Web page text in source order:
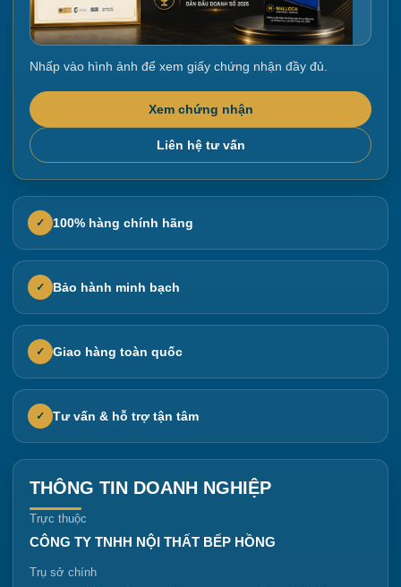
Nhấp vào hình ảnh để xem giấy chứng nhận đầy đủ.
Xem chứng nhận
Liên hệ tư vấn
✓ 100% hàng chính hãng
✓ Bảo hành minh bạch
✓ Giao hàng toàn quốc
✓ Tư vấn & hỗ trợ tận tâm
THÔNG TIN DOANH NGHIỆP
Trực thuộc
CÔNG TY TNHH NỘI THẤT BẾP HỒNG
Trụ sở chính